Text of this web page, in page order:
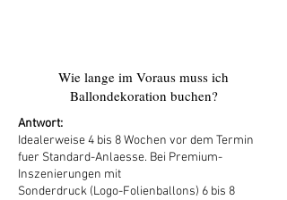
Wie lange im Voraus muss ich
Ballondekoration buchen?
Antwort:
Idealerweise 4 bis 8 Wochen vor dem Termin
fuer Standard-Anlaesse. Bei Premium-
Inszenierungen mit
Sonderdruck (Logo-Folienballons) 6 bis 8